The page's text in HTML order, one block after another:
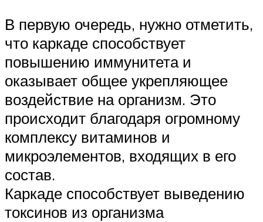
В первую очередь, нужно отметить,
что каркаде способствует
повышению иммунитета и
оказывает общее укрепляющее
воздействие на организм. Это
происходит благодаря огромному
комплексу витаминов и
микроэлементов, входящих в его
состав.
Каркаде способствует выведению
токсинов из организма